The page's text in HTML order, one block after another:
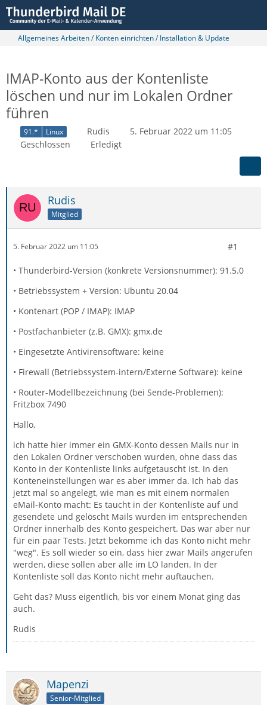
Allgemeines Arbeiten / Konten einrichten / Installation & Update
IMAP-Konto aus der Kontenliste
löschen und nur im Lokalen Ordner
führen
91.* Linux Rudis
5. Februar 2022 um 11:05
Geschlossen
Erledigt
Rudis
Mitglied
5. Februar 2022 um 11:05 #1
• Thunderbird-Version (konkrete Versionsnummer): 91.5.0
• Betriebssystem + Version: Ubuntu 20.04
• Kontenart (POP / IMAP): IMAP
• Postfachanbieter (z.B. GMX): gmx.de
• Eingesetzte Antivirensoftware: keine
• Firewall (Betriebssystem-intern/Externe Software): keine
• Router-Modellbezeichnung (bei Sende-Problemen):
Fritzbox 7490
Hallo,
ich hatte hier immer ein GMX-Konto dessen Mails nur in
den Lokalen Ordner verschoben wurden, ohne dass das
Konto in der Kontenliste links aufgetauscht ist. In den
Konteneinstellungen war es aber immer da. Ich hab das
jetzt mal so angelegt, wie man es mit einem normalen
eMail-Konto macht: Es taucht in der Kontenliste auf und
gesendete und gelöscht Mails wurden im entsprechenden
Ordner innerhalb des Konto gespeichert. Das war aber nur
für ein paar Tests. Jetzt bekomme ich das Konto nicht mehr
"weg". Es soll wieder so ein, dass hier zwar Mails angerufen
werden, diese sollen aber alle im LO landen. In der
Kontenliste soll das Konto nicht mehr auftauchen.
Geht das? Muss eigentlich, bis vor einem Monat ging das
auch.
Rudis
Mapenzi
Senior-Mitglied